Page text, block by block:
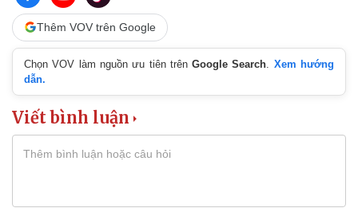
Làm đẹp - giảm cân
Phòng mạch online
Ăn sạch sống khỏe
Thêm VOV trên Google
Chọn VOV làm nguồn ưu tiên trênGoogle Search
Xem hướng
dẫn.
Viết bình luận